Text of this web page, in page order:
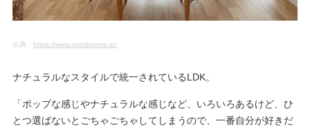
出典： https://www.goodrooms.jp/
ナチュラルなスタイルで統一されているLDK。
「ポップな感じやナチュラルな感じなど、いろいろあるけど、ひ
とつ選ばないとごちゃごちゃしてしまうので、一番自分が好きだ